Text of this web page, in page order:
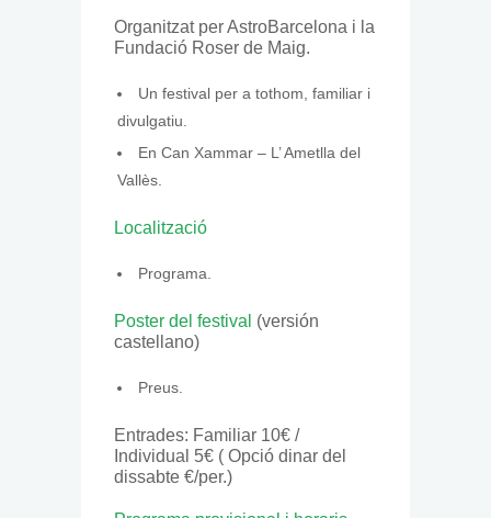
Organitzat per AstroBarcelona i la
Fundació Roser de Maig.
Un festival per a tothom, familiar i
divulgatiu.
En Can Xammar – L’ Ametlla del
Vallès.
Localització
Programa.
Poster del festival (versión
castellano)
Preus.
Entrades: Familiar 10€ /
Individual 5€ ( Opció dinar del
dissabte €/per.)